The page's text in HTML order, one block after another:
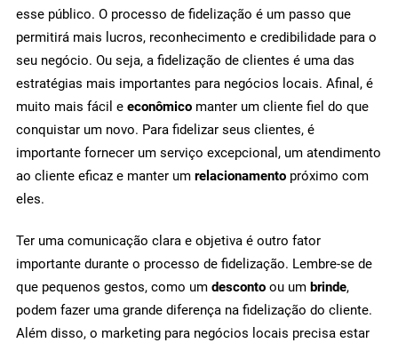
esse público. O processo de fidelização é um passo que
permitirá mais lucros, reconhecimento e credibilidade para o
seu negócio. Ou seja, a fidelização de clientes é uma das
estratégias mais importantes para negócios locais. Afinal, é
muito mais fácil e econômico manter um cliente fiel do que
conquistar um novo. Para fidelizar seus clientes, é
importante fornecer um serviço excepcional, um atendimento
ao cliente eficaz e manter um relacionamento próximo com
eles.
Ter uma comunicação clara e objetiva é outro fator
importante durante o processo de fidelização. Lembre-se de
que pequenos gestos, como um desconto ou um brinde,
podem fazer uma grande diferença na fidelização do cliente.
Além disso, o marketing para negócios locais precisa estar